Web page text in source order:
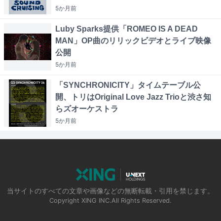
5か月前
Luby Sparks提供「ROMEO IS A DEAD
MAN」OP曲のリリックビデオとライブ映像
公開
5か月前
「SYNCHRONICITY」タイムテーブル公
開、トリはOriginal Love Jazz Trioと渋さ知
らズオーケストラ
5か月前
当サイトのすべての文章や画像などの無断転載・引用を禁じます。
Copyright XING INC.All Rights Reserved.